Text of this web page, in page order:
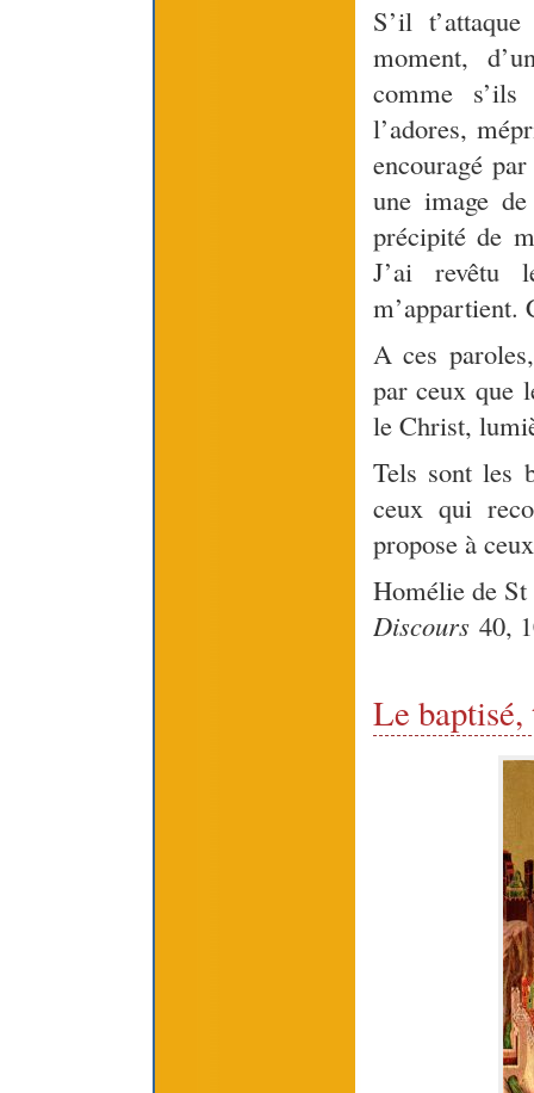
S’il
moment,
comme
l’adores,
encouragé
une image
précipité de
J’ai revêtu
m’appartient.
A ces
par ceux que
le Christ,
Tels sont les
ceux qui
propose à
Homélie de St
Discours40,
Le